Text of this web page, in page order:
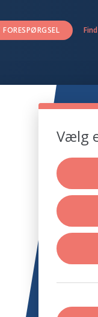
FORESPØRGSEL
Vælg